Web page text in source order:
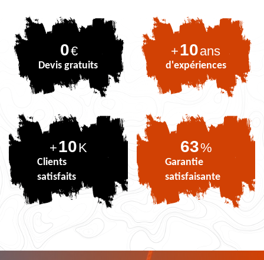
0€
Devis gratuits
+10ans
d'expériences
+10K
Clients
satisfaits
78%
Garantie
satisfaisante